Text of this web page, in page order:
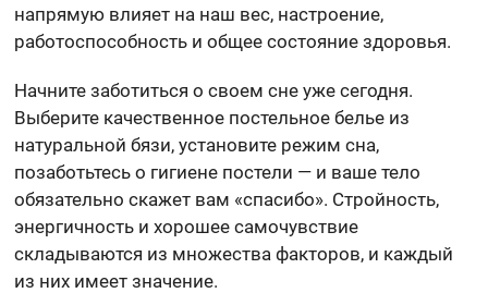
напрямую влияет на наш вес, настроение,
работоспособность и общее состояние здоровья.
Начните заботиться о своем сне уже сегодня.
Выберите качественное постельное белье из
натуральной бязи, установите режим сна,
позаботьтесь о гигиене постели — и ваше тело
обязательно скажет вам «спасибо». Стройность,
энергичность и хорошее самочувствие
складываются из множества факторов, и каждый
из них имеет значение.